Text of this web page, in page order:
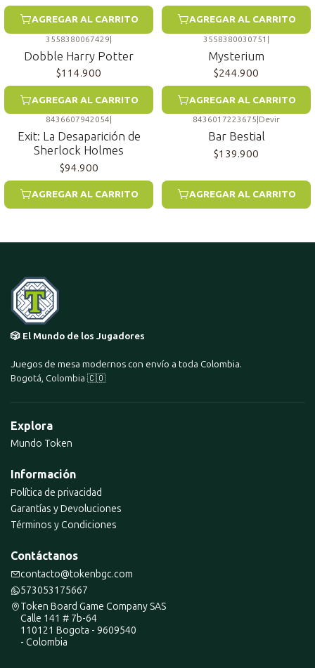
AGREGAR AL CARRITO AGREGAR AL CARRITO
3558380067429|
Dobble Harry Potter
$114.900
AGREGAR AL CARRITO
3558380030751 |
Mysterium
$244.900
AGREGAR AL CARRITO
8436607942054
Exit: La Desaparición de
Sherlock Holmes
$94.900
AGREGAR AL CARRITO
8436017223675 Devir
Bar Bestial
$139.900
AGREGAR AL CARRITO
🎲 El Mundo de los Jugadores
Juegos de mesa modernos con envío a toda Colombia.
Bogotá, Colombia 🇨🇴
Explora
Mundo Token
Información
Política de privacidad
Garantías y Devoluciones
Términos y Condiciones
Contáctanos
contacto@tokenbgc.com
573053175667
Token Board Game Company SAS
Calle 141 # 7b-64
110121 Bogota - 9609540
- Colombia